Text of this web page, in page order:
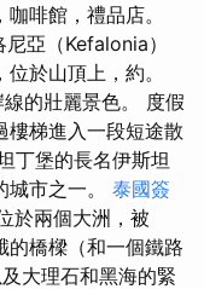
啡館，禮品店。
亞（Kefalonia）
於山頂上，約。
的壯麗景色。 度假
樓梯進入一段短途散
丁堡的長名伊斯坦
市之一。 泰國簽
於兩個大洲，被
橋樑（和一個鐵路
大理石和黑海的緊